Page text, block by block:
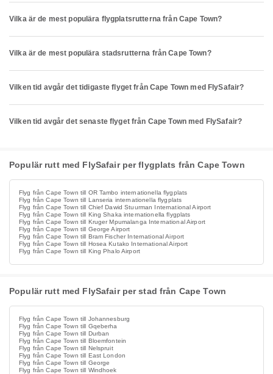
Vilka är de mest populära flygplatsrutterna från Cape Town?
Vilka är de mest populära stadsrutterna från Cape Town?
Vilken tid avgår det tidigaste flyget från Cape Town med FlySafair?
Vilken tid avgår det senaste flyget från Cape Town med FlySafair?
Populär rutt med FlySafair per flygplats från Cape Town
Flyg från Cape Town till OR Tambo internationella flygplats
Flyg från Cape Town till Lanseria internationella flygplats
Flyg från Cape Town till Chief Dawid Stuurman International Airport
Flyg från Cape Town till King Shaka internationella flygplats
Flyg från Cape Town till Kruger Mpumalanga International Airport
Flyg från Cape Town till George Airport
Flyg från Cape Town till Bram Fischer International Airport
Flyg från Cape Town till Hosea Kutako International Airport
Flyg från Cape Town till King Phalo Airport
Populär rutt med FlySafair per stad från Cape Town
Flyg från Cape Town till Johannesburg
Flyg från Cape Town till Gqeberha
Flyg från Cape Town till Durban
Flyg från Cape Town till Bloemfontein
Flyg från Cape Town till Nelspruit
Flyg från Cape Town till East London
Flyg från Cape Town till George
Flyg från Cape Town till Windhoek